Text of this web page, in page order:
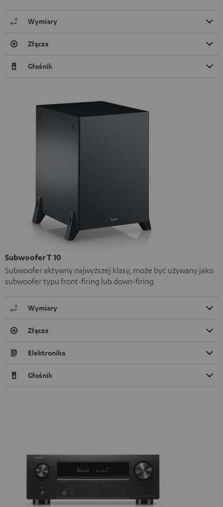
Wymiary
Złącza
Głośnik
Subwoofer T 10
Subwoofer aktywny najwyższej klasy, może być używany jako
subwoofer typu front-firing lub down-firing
Wymiary
Złącza
Elektronika
Głośnik